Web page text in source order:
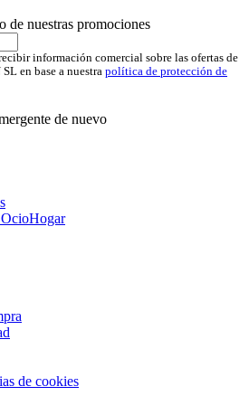
de nuestras promociones
información comercial sobre las ofertas de
en base a nuestra política de protección de
de nuevo
de cookies